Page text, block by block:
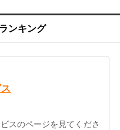
ンキング
スのページを見てくださ